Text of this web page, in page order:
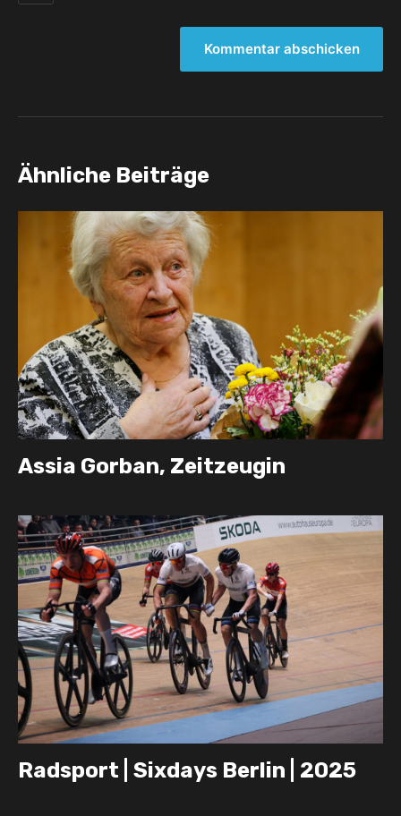
Ähnliche Beiträge
Assia Gorban, Zeitzeugin
Radsport | Sixdays Berlin | 2025